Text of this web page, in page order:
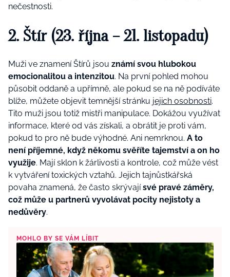
nečestnosti.
2. Štír (23. října – 21. listopadu)
Muži ve znamení Štírů jsou známí svou hlubokou
emocionalitou a intenzitou. Na první pohled mohou
působit oddaně a upřímně, ale pokud se na ně podíváte
blíže, můžete objevit temnější stránku jejich osobnosti.
Tito muži jsou totiž mistři manipulace. Dokážou využívat
informace, které od vás získali, a obrátit je proti vám,
pokud to pro ně bude výhodné. Ani nemrknou. A to
není příjemné, když někomu svěříte tajemství a on ho
využije. Mají sklon k žárlivosti a kontrole, což může vést
k vytváření toxických vztahů. Jejich tajnůstkářská
povaha znamená, že často skrývajísvé pravé záměry,
což může u partnerů vyvolávat pocity nejistoty a
nedůvěry.
MOHLO BY SE VÁM LÍBIT